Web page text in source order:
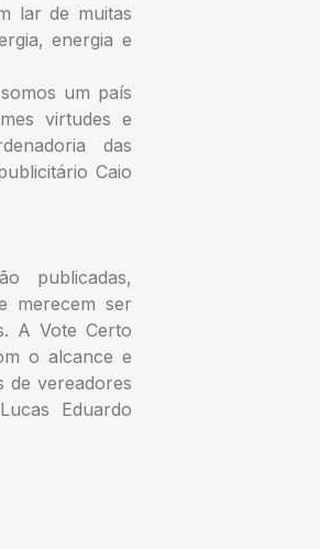
lar de muitas
energia e
um país
virtudes e
das
Caio
publicadas,
merecem ser
A Vote Certo
o alcance e
de vereadores
Eduardo